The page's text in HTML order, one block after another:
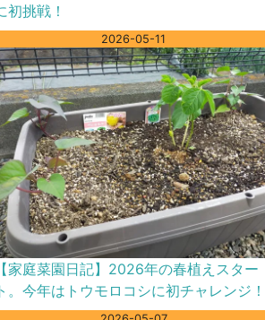
初挑戦！
2026-05-11
家庭菜園日記】2026年の春植えスター
。今年はトウモロコシに初チャレンジ！